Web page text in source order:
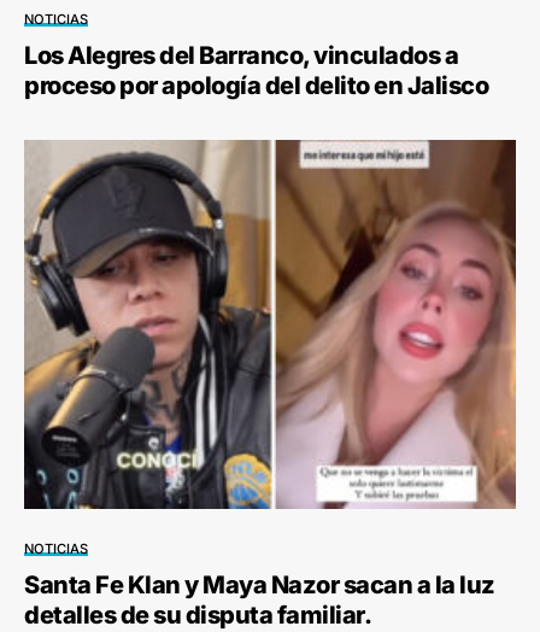
NOTICIAS
Los Alegres del Barranco, vinculados a
proceso por apología del delito en Jalisco
NOTICIAS
Santa Fe Klan y Maya Nazor sacan a la luz
detalles de su disputa familiar.